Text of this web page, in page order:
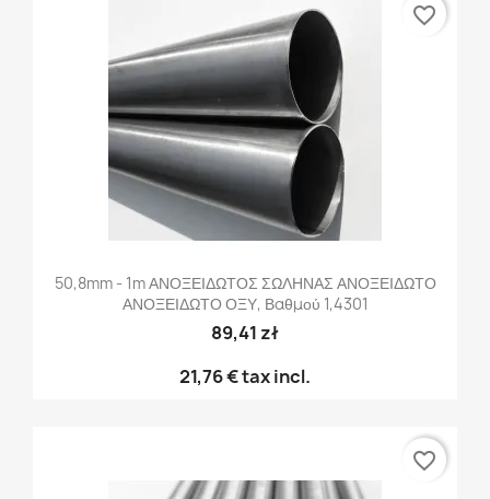
50,8mm - 1m ΑΝΟΞΕΙΔΩΤΟΣ ΣΩΛΗΝΑΣ ΑΝΟΞΕΙΔΩΤΟ
ΑΝΟΞΕΙΔΩΤΟ ΟΞΥ, Βαθμού 1,4301
89,41 zł
21,76 €tax incl.
favorite_border
favorite_border